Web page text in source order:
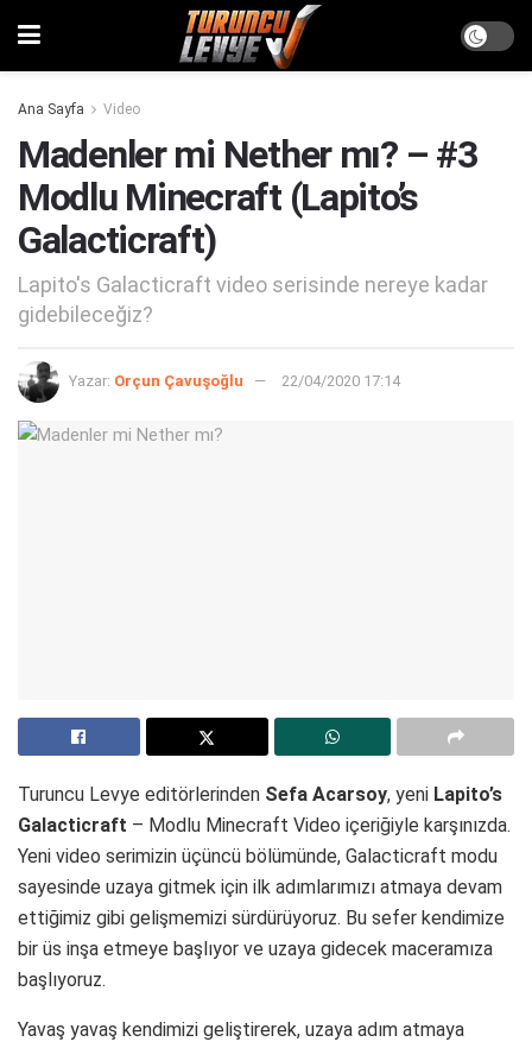
Ana Sayfa Video
Madenler mi Nether mı? – #3
Modlu Minecraft (Lapito’s
Galacticraft)
Lapito's Galacticraft video serisinde nereye kadar
gidebileceğiz?
Yazar: Orçun Çavuşoğlu 22/04/2020 17:14
Turuncu Levye editörlerinden Sefa Acarsoy, yeni Lapito’s
Galacticraft – Modlu Minecraft Video içeriğiyle karşınızda.
Yeni video serimizin üçüncü bölümünde, Galacticraft modu
sayesinde uzaya gitmek için ilk adımlarımızı atmaya devam
ettiğimiz gibi gelişmemizi sürdürüyoruz. Bu sefer kendimize
bir üs inşa etmeye başlıyor ve uzaya gidecek maceramıza
başlıyoruz.
Yavaş yavaş kendimizi geliştirerek, uzaya adım atmaya